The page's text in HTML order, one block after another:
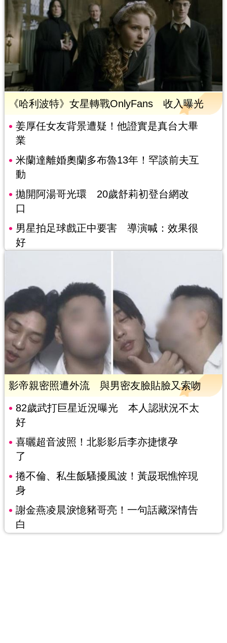
《哈利波特》女星轉戰OnlyFans 收入曝光
姜厚任女友背景遭疑！他證實是真台大畢
業
米蘭達離婚奧蘭多布魯13年！罕談前夫互
動
拋開阿湯哥光環 20歲舒莉初登台網改
口
男星拍足球戲正中要害 導演喊：效果很
好
影帝親密照遭外流 與男密友臉貼臉又索吻
82歲武打巨星近況曝光 本人認狀況不太
好
喜曬超音波照！北影影后李亦捷懷孕
了
捲不倫、私生飯騷擾風波！黃晸珉憔悴現
身
謝金燕凌晨淚憶豬哥亮！一句話藏深情告
白